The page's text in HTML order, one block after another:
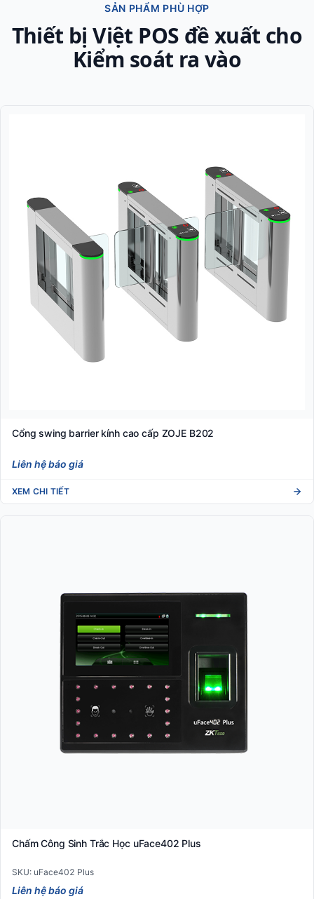
SẢN PHẨM PHÙ HỢP
Thiết bị Việt POS đề xuất cho
Kiểm soát ra vào
Cổng swing barrier kính cao cấp ZOJE B202
Liên hệ báo giá
XEM CHI TIẾT
Chấm Công Sinh Trắc Học uFace402 Plus
SKU: uFace402 Plus
Liên hệ báo giá